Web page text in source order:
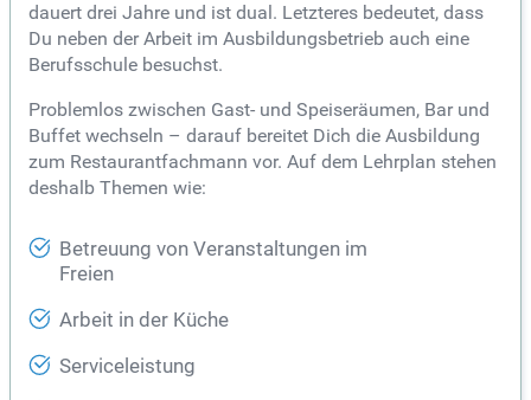
dauert drei Jahre und ist dual. Letzteres bedeutet, dass
Du neben der Arbeit im Ausbildungsbetrieb auch eine
Berufsschule besuchst.
Problemlos zwischen Gast- und Speiseräumen, Bar und
Buffet wechseln – darauf bereitet Dich die Ausbildung
zum Restaurantfachmann vor. Auf dem Lehrplan stehen
deshalb Themen wie:
Betreuung von Veranstaltungen im
Freien
Arbeit in der Küche
Serviceleistung